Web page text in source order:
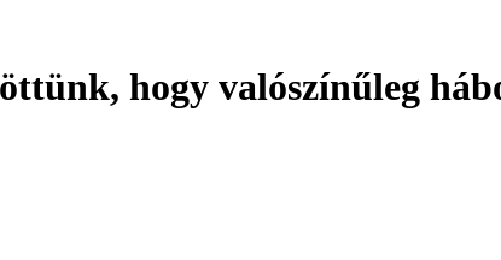
hogy valószínűleg